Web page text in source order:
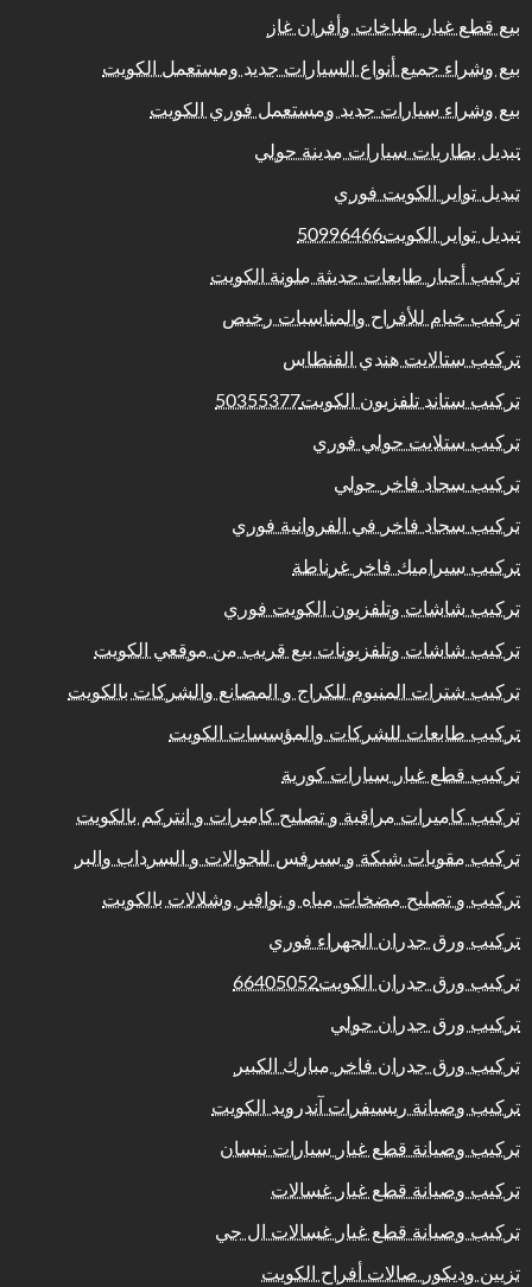
بيع قطع غيار طباخات وأفران غاز
بيع وشراء جميع أنواع السيارات جديد ومستعمل الكويت
بيع وشراء سيارات جديد ومستعمل فوري الكويت
تبديل بطاريات سيارات مدينة حولي
تبديل تواير الكويت فوري
تبديل تواير الكويت50996466
تركيب أحبار طابعات حديثة ملونة الكويت
تركيب خيام للأفراح والمناسبات رخيص
تركيب ستالايت هندي الفنطاس
تركيب ستاند تلفزيون الكويت50355377
تركيب ستلايت حولي فوري
تركيب سجاد فاخر حولي
تركيب سجاد فاخر في الفروانية فوري
تركيب سيراميك فاخر غرناطة
تركيب شاشات وتلفزيون الكويت فوري
تركيب شاشات وتلفزيونات بيع قريب من موقعي الكويت
تركيب شترات المنيوم للكراج و المصانع والشركات بالكويت
تركيب طابعات للشركات والمؤسسات الكويت
تركيب قطع غيار سيارات كورية
تركيب كاميرات مراقبة و تصليح كاميرات و انتركم بالكويت
تركيب مقويات شبكة و سيرفس للجوالات و السرداب والبر
تركيب و تصليح مضخات مياه و نوافير وشلالات بالكويت
تركيب ورق جدران الجهراء فوري
تركيب ورق جدران الكويت66405052
تركيب ورق جدران حولي
تركيب ورق جدران فاخر مبارك الكبير
تركيب وصيانة ريسيفرات آندرويد الكويت
تركيب وصيانة قطع غيار سيارات نيسان
تركيب وصيانة قطع غيار غسالات
تركيب وصيانة قطع غيار غسالات ال جي
تزيين وديكور صالات أفراح الكويت